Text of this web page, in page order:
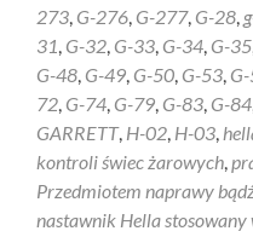
273, G-276, G-277, G-28,
31, G-32, G-33, G-34, G-35
G-48, G-49, G-50, G-53,
72, G-74, G-79, G-83, G-84
GARRETT, H-02, H-03,
kontroli świec żarowych,
Przedmiotem naprawy
nastawnik Hella